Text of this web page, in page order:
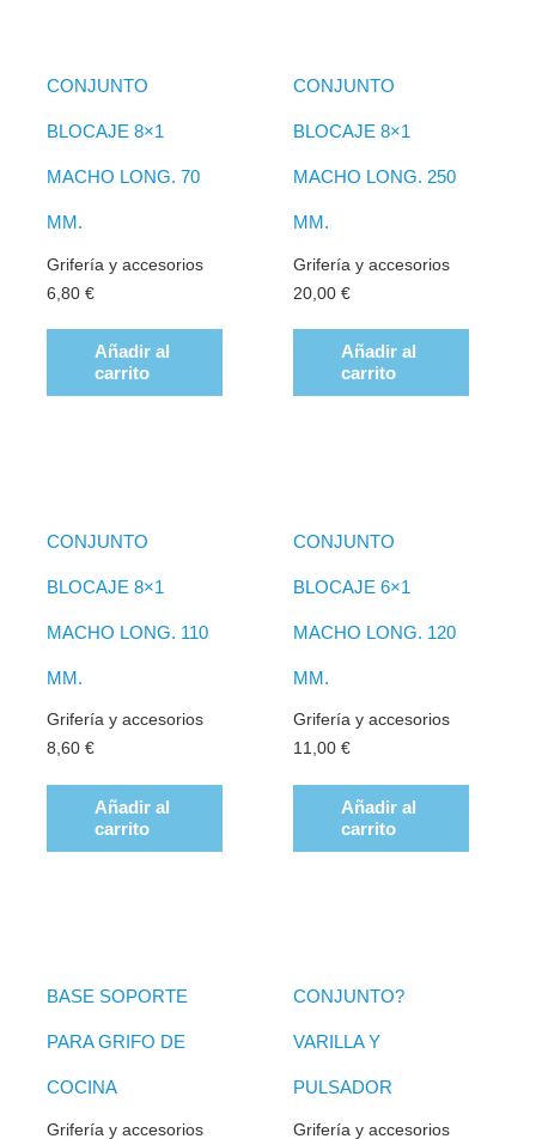
CONJUNTO
BLOCAJE 8×1
MACHO LONG. 70
MM.
Grifería y accesorios
6,80€
Añadir al
carrito
CONJUNTO
BLOCAJE 8×1
MACHO LONG. 250
MM.
Grifería y accesorios
20,00 €
Añadir al
carrito
CONJUNTO
BLOCAJE 8×1
MACHO LONG. 110
MM.
Grifería y accesorios
8,60€
Añadir al
carrito
CONJUNTO
BLOCAJE 6×1
MACHO LONG. 120
MM.
Grifería y accesorios
11,00 €
Añadir al
carrito
BASE SOPORTE
PARA GRIFO DE
COCINA
Grifería y accesorios
CONJUNTO?
VARILLA Y
PULSADOR
Grifería y accesorios